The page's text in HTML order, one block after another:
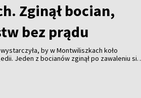
Zginął bocian,
bez prądu
by w Montwiliszkach koło
Jeden z bocianów zginął po zawaleniu się